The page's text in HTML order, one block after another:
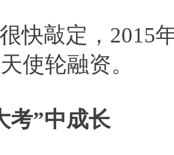
敲定，2015年
使轮融资。
”中成长